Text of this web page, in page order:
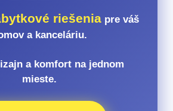
riešeniapre váš
a kanceláriu.
a komfort na jednom
mieste.